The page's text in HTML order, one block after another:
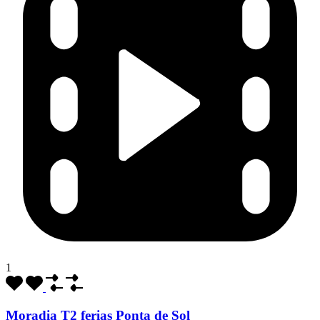
1
Moradia T2 ferias Ponta de Sol